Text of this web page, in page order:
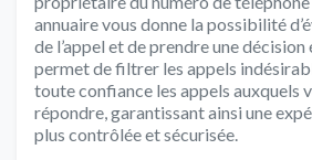
annuaire vous donne la possibilité
de l’appel et de prendre une décision
permet de filtrer les appels
toute confiance les appels auxquels
répondre, garantissant ainsi une
plus contrôlée et sécurisée.